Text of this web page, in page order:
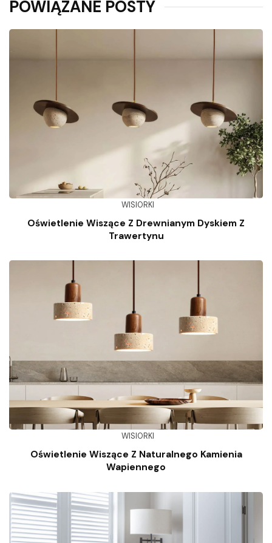
POWIĄZANE POSTY
WISIORKI
Oświetlenie Wiszące Z Drewnianym Dyskiem Z
Trawertynu
WISIORKI
Oświetlenie Wiszące Z Naturalnego Kamienia
Wapiennego